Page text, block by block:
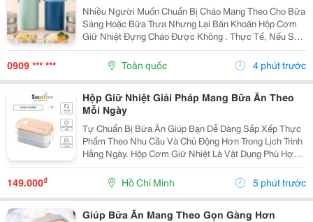
Nhiều Người Muốn Chuẩn Bị Cháo Mang Theo Cho Bữa
Sáng Hoặc Bữa Trưa Nhưng Lại Băn Khoăn Hộp Cơm
Giữ Nhiệt Đựng Cháo Được Không . Thực Tế, Nếu Sử
Dụng Đúng Cách, Hộp Cơm Giữ Nhiệt Hoàn Toàn Có
Thể Đáp Ứng Nhu Cầu Này. Tuy Nhiên, Để Cháo Giữ
Được Hương...
0909 *** *** Toàn quốc 4 phút trước
Hộp Giữ Nhiệt Giải Pháp Mang Bữa Ăn Theo
Mỗi Ngày
Tự Chuẩn Bị Bữa Ăn Giúp Bạn Dễ Dàng Sắp Xếp Thực
Phẩm Theo Nhu Cầu Và Chủ Động Hơn Trong Lịch Trình
Hằng Ngày. Hộp Cơm Giữ Nhiệt Là Vật Dụng Phù Hợp
Để Mang Cơm Đến Trường, Nơi Làm Việc Hoặc Sử
Dụng Trong Những Chuyến Đi. Ưu Tiên Thiết Kế Có
Nhiều...
149.000₫ Hồ Chí Minh 5 phút trước
Giúp Bữa Ăn Mang Theo Gọn Gàng Hơn